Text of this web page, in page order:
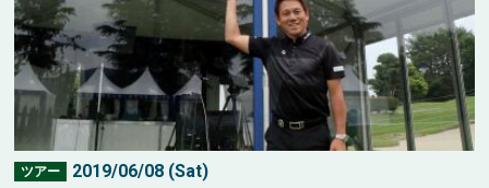
ツアー
2019/06/08 (Sat)